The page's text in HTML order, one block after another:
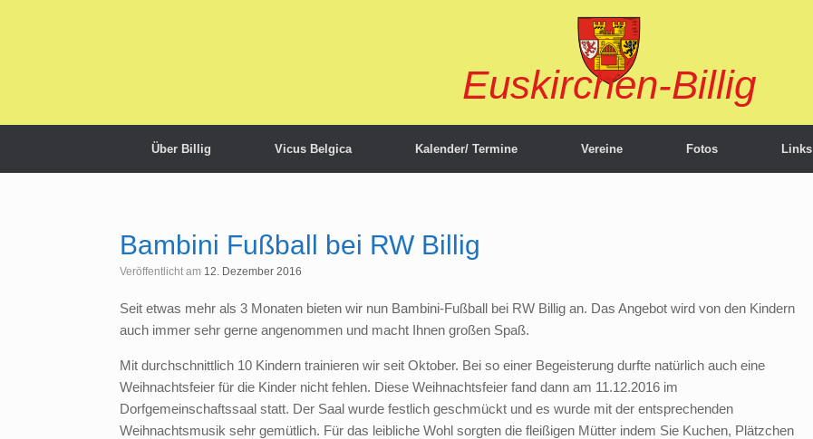
Euskirchen-Billig
Über Billig Vicus Belgica Kalender/ Termine Vereine Fotos Links
Bambini Fußball bei RW Billig
Veröffentlicht am 12. Dezember 2016
Seit etwas mehr als 3 Monaten bieten wir nun Bambini-Fußball bei RW Billig an. Das Angebot wird von den Kindern
auch immer sehr gerne angenommen und macht Ihnen großen Spaß.
Mit durchschnittlich 10 Kindern trainieren wir seit Oktober. Bei so einer Begeisterung durfte natürlich auch eine
Weihnachtsfeier für die Kinder nicht fehlen. Diese Weihnachtsfeier fand dann am 11.12.2016 im
Dorfgemeinschaftssaal statt. Der Saal wurde festlich geschmückt und es wurde mit der entsprechenden
Weihnachtsmusik sehr gemütlich. Für das leibliche Wohl sorgten die fleißigen Mütter indem Sie Kuchen, Plätzchen